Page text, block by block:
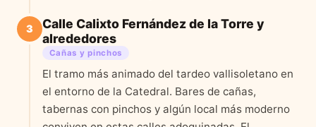
3
Calle Calixto Fernández de la Torre y
alrededores
Cañas y pinchos
El tramo más animado del tardeo vallisoletano en
el entorno de la Catedral. Bares de cañas,
tabernas con pinchos y algún local más moderno